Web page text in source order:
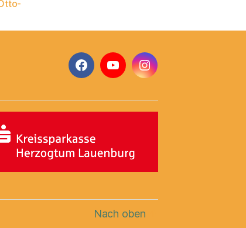
FacebookYouTubeInstagram
Nach oben